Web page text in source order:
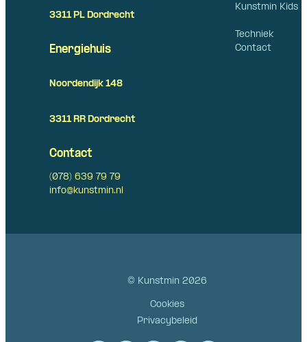
Kunstmin Kids
Techniek
Contact
3311 PL Dordrecht
Energiehuis
Noordendijk 148
3311 RR Dordrecht
Contact
(078) 639 79 79
info@kunstmin.nl
© Kunstmin 2026
Cookies
Privacybeleid